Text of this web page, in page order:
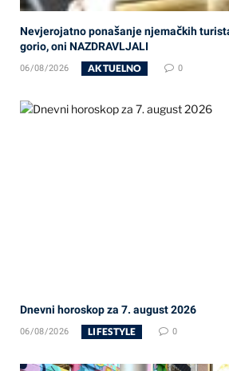
Nevjerojatno ponašanje njemačkih
gorio, oni NAZDRAVLJALI
06/08/2026 AKTUELNO 0
Dnevni horoskop za 7. august 2026
06/08/2026 LIFESTYLE 0